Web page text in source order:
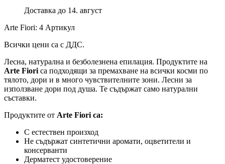
Доставка до 14. август
Arte Fiori: 4 Артикул
Всички цени са с ДДС.
Лесна, натурална и безболезнена епилация. Продуктите на
Arte Fiori са подходящи за премахване на всички косми по
тялото, дори и в много чувствителните зони. Лесни за
използване дори под душа. Те съдържат само натурални
съставки.
Продуктите от Arte Fiori са:
С естествен произход
Не съдържат синтетични аромати, оцветители и
консерванти
Дерматест удостоверение